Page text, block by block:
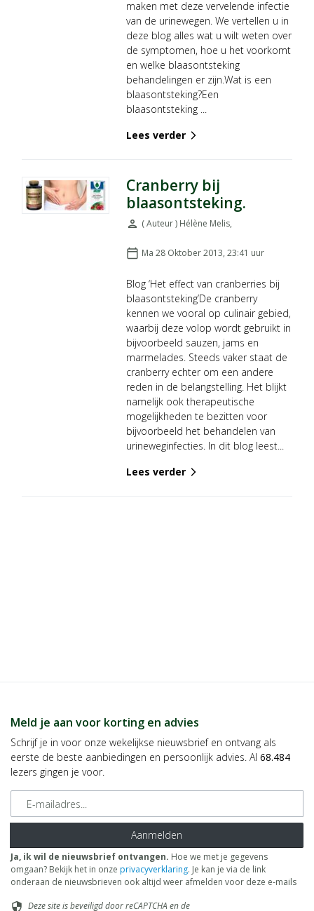
maken met deze vervelende infectie
van de urinewegen. We vertellen u in
deze blog alles wat u wilt weten over
de symptomen, hoe u het voorkomt
en welke blaasontsteking
behandelingen er zijn.Wat is een
blaasontsteking?Een
blaasontsteking ...
Lees verder arrow_forward_ios
Cranberry bij
blaasontsteking.
person
Door:( Auteur ) Hélène Melis,
calendar_today
Geplaatst op:
Ma 28 Oktober 2013, 23:41 uur
Blog ‘Het effect van cranberries bij
blaasontsteking’De cranberry
kennen we vooral op culinair gebied,
waarbij deze volop wordt gebruikt in
bijvoorbeeld sauzen, jams en
marmelades. Steeds vaker staat de
cranberry echter om een andere
reden in de belangstelling. Het blijkt
namelijk ook therapeutische
mogelijkheden te bezitten voor
bijvoorbeeld het behandelen van
urineweginfecties. In dit blog leest...
Lees verder arrow_forward_ios
Meld je aan voor korting en advies
Schrijf je in voor onze wekelijkse nieuwsbrief en ontvang als
eerste de beste aanbiedingen en persoonlijk advies. Al 68.484
lezers gingen je voor.
E-mailadres
Aanmelden
Ja, ik wil de nieuwsbrief ontvangen. Hoe we met je gegevens
omgaan? Bekijk het in onze privacyverklaring. Je kan je via de link
onderaan de nieuwsbrieven ook altijd weer afmelden voor deze e-mails
security Deze site is beveiligd door reCAPTCHA en de